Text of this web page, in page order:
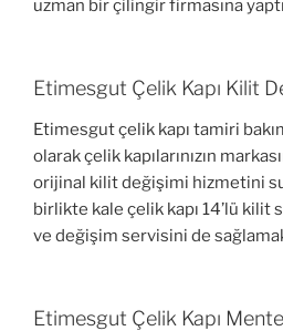
uzman bir çilingir firmasına
Etimesgut Çelik Kapı Kilit
Etimesgut çelik kapı tamiri
olarak çelik kapılarınızın
orijinal kilit değişimi hizmetini
birlikte kale çelik kapı 14’lü kilit
ve değişim servisini de
Etimesgut Çelik Kapı